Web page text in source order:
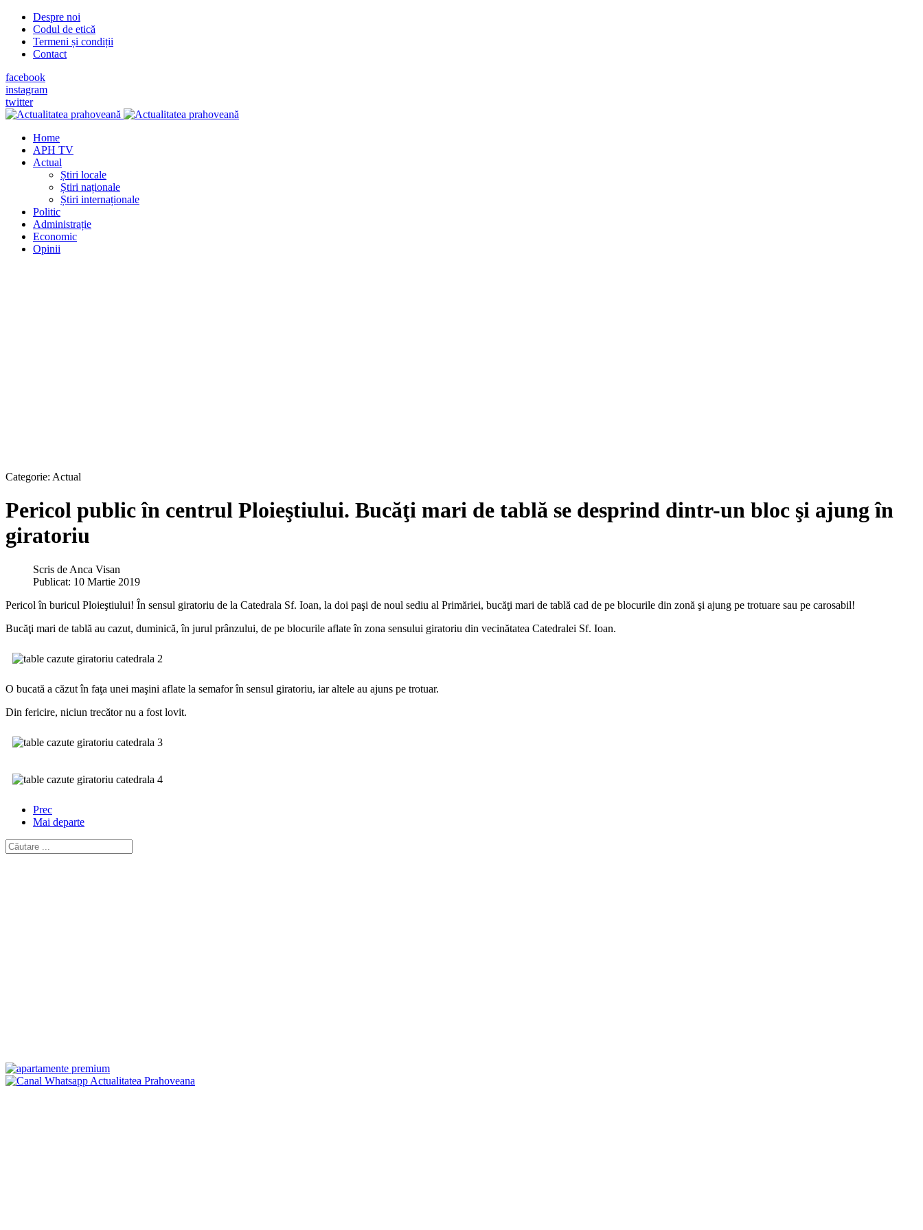
Despre noi
Codul de etică
Termeni și condiții
Contact
facebook
instagram
twitter
Home
APH TV
Actual
Știri locale
Știri naționale
Știri internaționale
Politic
Administrație
Economic
Opinii
Categorie: Actual
Pericol public în centrul Ploieştiului. Bucăţi mari de tablă se desprind dintr-un bloc şi ajung în
giratoriu
Scris de Anca Visan
Publicat: 10 Martie 2019
Pericol în buricul Ploieştiului! În sensul giratoriu de la Catedrala Sf. Ioan, la doi paşi de noul sediu al Primăriei, bucăţi mari de tablă cad de pe blocurile din zonă şi ajung pe trotuare sau pe carosabil!
Bucăţi mari de tablă au cazut, duminică, în jurul prânzului, de pe blocurile aflate în zona sensului giratoriu din vecinătatea Catedralei Sf. Ioan.
O bucată a căzut în faţa unei maşini aflate la semafor în sensul giratoriu, iar altele au ajuns pe trotuar.
Din fericire, niciun trecător nu a fost lovit.
Prec
Mai departe